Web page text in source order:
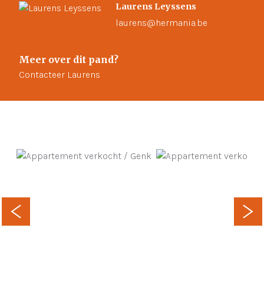
Laurens Leyssens
laurens@hermania.be
Meer over dit pand?
Contacteer Laurens